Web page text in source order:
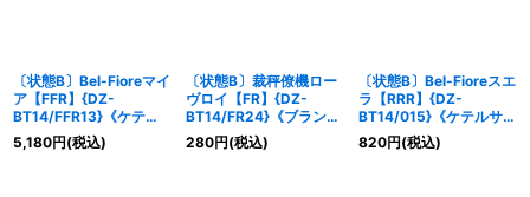
〔状態B〕Bel-Fioreマイ
ア【FFR】{DZ-
BT14/FFR13}《ケテル
サンクチュアリ》
5,180円(税込)
〔状態B〕裁秤僚機ロー
ヴロイ【FR】{DZ-
BT14/FR24}《ブラント
ゲート》
280円(税込)
〔状態B〕Bel-Fioreスエ
ラ【RRR】{DZ-
BT14/015}《ケテルサン
クチュアリ》
820円(税込)